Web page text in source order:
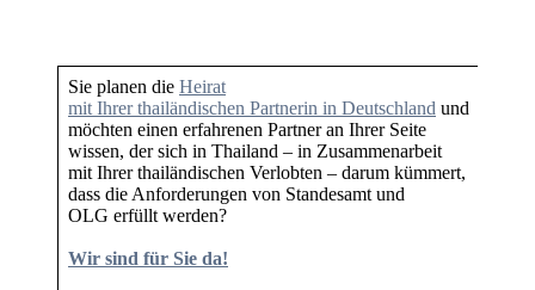
Sie planen die Heirat
mit Ihrer thailändischen Partnerin in Deutschland und
möchten einen erfahrenen Partner an Ihrer Seite
wissen, der sich in Thailand – in Zusammenarbeit
mit Ihrer thailändischen Verlobten – darum kümmert,
dass die Anforderungen von Standesamt und
OLG erfüllt werden?
Wir sind für Sie da!